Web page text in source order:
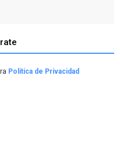
Política de Privacidad